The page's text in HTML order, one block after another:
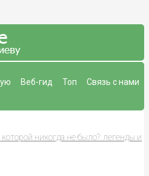
Связь с нами
Топ
Веб-гид
никогда не было?: легенды и